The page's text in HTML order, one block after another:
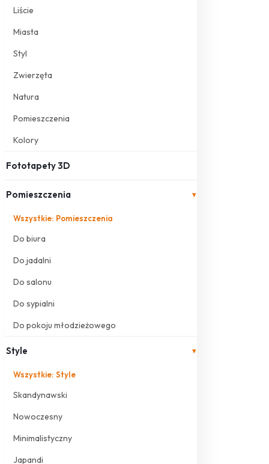
Liście
Miasta
Styl
Zwierzęta
Natura
Pomieszczenia
Kolory
Fototapety 3D
Pomieszczenia ▾
Wszystkie: Pomieszczenia
Do biura
Do jadalni
Do salonu
Do sypialni
Do pokoju młodzieżowego
Style ▾
Wszystkie: Style
Skandynawski
Nowoczesny
Minimalistyczny
Japandi